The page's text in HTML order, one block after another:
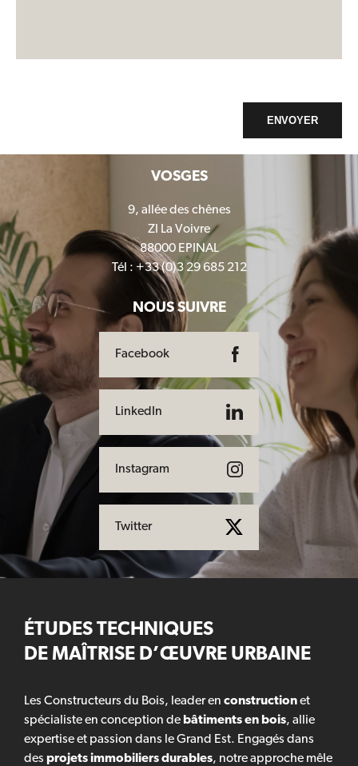
ENVOYER
VOSGES
9, allée des chênes
ZI La Voivre
88000 EPINAL
Tél : +33 (0)3 29 685 212
NOUS SUIVRE
Facebook
LinkedIn
Instagram
Twitter
ÉTUDES TECHNIQUES
DE MAÎTRISE D’ŒUVRE URBAINE
Les Constructeurs du Bois, leader en constructionet
spécialiste en conception de bâtiments en bois, allie
expertise et passion dans le Grand Est. Engagés dans
des projets immobiliers durables, notre approche mêle